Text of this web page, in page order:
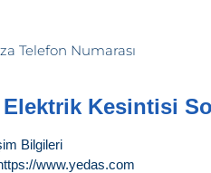
Kesintisi
Bilgileri
www.yedas.com